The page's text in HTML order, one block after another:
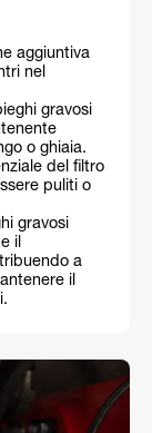
aggiuntiva
nel
gravosi
o ghiaia.
del filtro
puliti o
gravosi
il
a
il